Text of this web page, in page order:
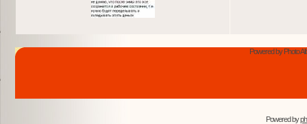
Powered by Photo
Powered by